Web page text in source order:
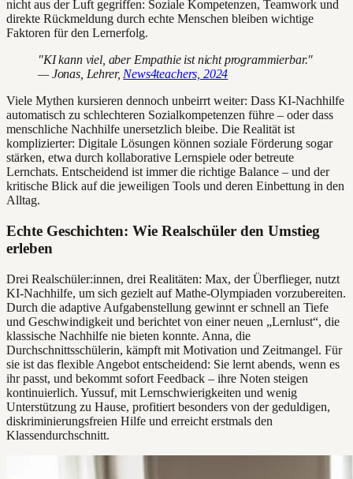
nicht aus der Luft gegriffen: Soziale Kompetenzen, Teamwork und
direkte Rückmeldung durch echte Menschen bleiben wichtige
Faktoren für den Lernerfolg.
"KI kann viel, aber Empathie ist nicht programmierbar."
— Jonas, Lehrer, News4teachers, 2024
Viele Mythen kursieren dennoch unbeirrt weiter: Dass KI-Nachhilfe
automatisch zu schlechteren Sozialkompetenzen führe – oder dass
menschliche Nachhilfe unersetzlich bleibe. Die Realität ist
komplizierter: Digitale Lösungen können soziale Förderung sogar
stärken, etwa durch kollaborative Lernspiele oder betreute
Lernchats. Entscheidend ist immer die richtige Balance – und der
kritische Blick auf die jeweiligen Tools und deren Einbettung in den
Alltag.
Echte Geschichten: Wie Realschüler den Umstieg
erleben
Drei Realschüler:innen, drei Realitäten: Max, der Überflieger, nutzt
KI-Nachhilfe, um sich gezielt auf Mathe-Olympiaden vorzubereiten.
Durch die adaptive Aufgabenstellung gewinnt er schnell an Tiefe
und Geschwindigkeit und berichtet von einer neuen „Lernlust“, die
klassische Nachhilfe nie bieten konnte. Anna, die
Durchschnittsschülerin, kämpft mit Motivation und Zeitmangel. Für
sie ist das flexible Angebot entscheidend: Sie lernt abends, wenn es
ihr passt, und bekommt sofort Feedback – ihre Noten steigen
kontinuierlich. Yussuf, mit Lernschwierigkeiten und wenig
Unterstützung zu Hause, profitiert besonders von der geduldigen,
diskriminierungsfreien Hilfe und erreicht erstmals den
Klassendurchschnitt.